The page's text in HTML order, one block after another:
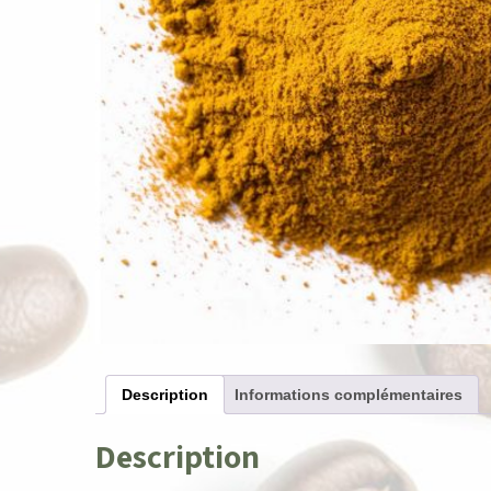
Description Informations complémentaires
Description